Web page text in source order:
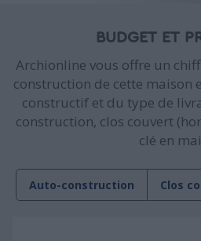
BUDGET ET
Archionline vous offre un
construction de cette maison
constructif et du type de
construction, clos couvert
clé en
Auto-construction Clos